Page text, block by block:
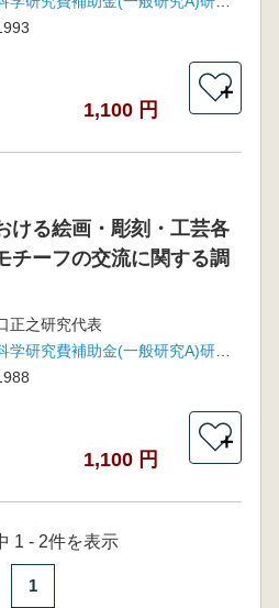
1,100 円
＋
ける絵画・彫刻・工芸各
チーフの交流に関する調
正之研究代表
科学研究費補助金(一般研究A)研究成果報告書
1,100 円
＋
1 - 2件を表示
1